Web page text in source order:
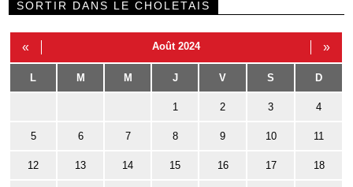
SORTIR DANS LE CHOLETAIS
« Août 2024 »
L M M J V S D
1 2 3 4
5 6 7 8 9 10 11
12 13 14 15 16 17 18